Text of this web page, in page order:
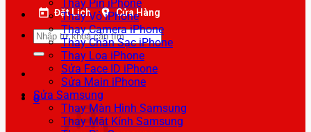
Đặt Lịch Cửa Hàng
Tìm
kiếm:
0
Thay Pin iPhone
Thay Vỏ iPhone
Thay Camera iPhone
Thay Chân Sạc iPhone
Thay Loa iPhone
Sửa Face ID iPhone
Sửa Main iPhone
Sửa Samsung
Thay Màn Hình Samsung
Thay Mặt Kính Samsung